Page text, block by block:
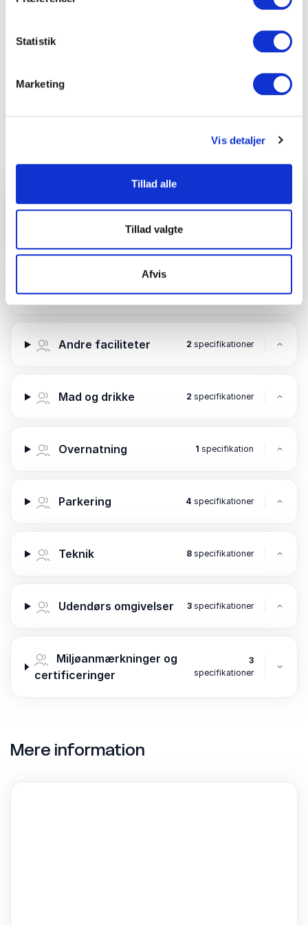
Statistik
Marketing
Vis detaljer
Tillad alle
Tillad valgte
Afvis
Aftaler 3specifikationer
Andre faciliteter 2 specifikationer
Mad og drikke 2 specifikationer
Overnatning 1 specifikation
Parkering 4 specifikationer
Teknik 8 specifikationer
Udendørs omgivelser 3 specifikationer
Miljøanmærkninger og
certificeringer
3
specifikationer
Mere information